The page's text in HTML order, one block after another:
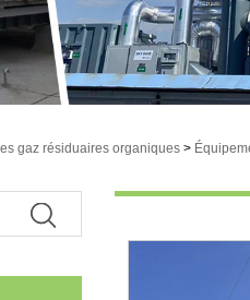
gaz résiduaires organiques >